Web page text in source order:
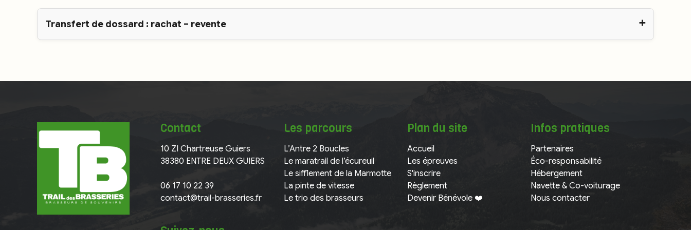
Transfert de dossard : rachat – revente
Contact
10 ZI Chartreuse Guiers
38380 ENTRE DEUX GUIERS
06 17 10 22 39
contact@trail-brasseries.fr
Les parcours
L’Antre 2 Boucles
Le maratrail de l’écureuil
Le sifflement de la Marmotte
La pinte de vitesse
Le trio des brasseurs
Plan du site
Accueil
Les épreuves
S'inscrire
Règlement
Devenir Bénévole ❤️
Infos pratiques
Partenaires
Éco-responsabilité
Hébergement
Navette & Co-voiturage
Nous contacter